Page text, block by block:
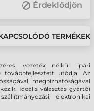
Érdeklődjön
TERMÉKEK
vezeték nélküli ipari
továbbfejlesztett utódja. Az
megbízhatóságával
Ideális választás gyártói
elektronikai